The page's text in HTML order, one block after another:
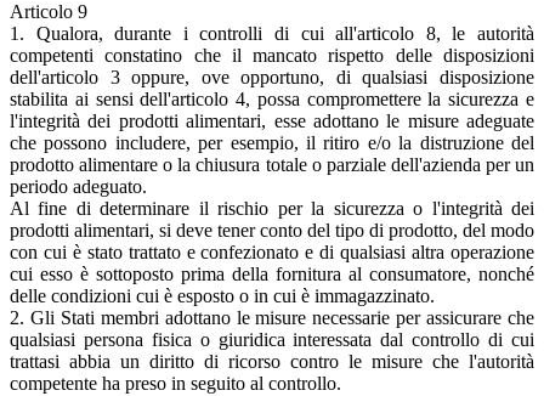
Articolo 9
1. Qualora, durante i controlli di cui all'articolo 8, le autorità
competenti constatino che il mancato rispetto delle disposizioni
dell'articolo 3 oppure, ove opportuno, di qualsiasi disposizione
stabilita ai sensi dell'articolo 4, possa compromettere la sicurezza e
l'integrità dei prodotti alimentari, esse adottano le misure adeguate
che possono includere, per esempio, il ritiro e/o la distruzione del
prodotto alimentare o la chiusura totale o parziale dell'azienda per un
periodo adeguato.
Al fine di determinare il rischio per la sicurezza o l'integrità dei
prodotti alimentari, si deve tener conto del tipo di prodotto, del modo
con cui è stato trattato e confezionato e di qualsiasi altra operazione
cui esso è sottoposto prima della fornitura al consumatore, nonché
delle condizioni cui è esposto o in cui è immagazzinato.
2. Gli Stati membri adottano le misure necessarie per assicurare che
qualsiasi persona fisica o giuridica interessata dal controllo di cui
trattasi abbia un diritto di ricorso contro le misure che l'autorità
competente ha preso in seguito al controllo.